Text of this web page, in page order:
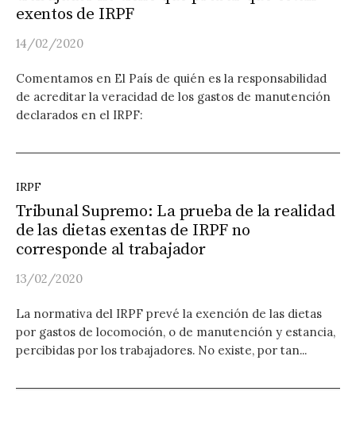
exentos de IRPF
14/02/2020
Comentamos en El País de quién es la responsabilidad
de acreditar la veracidad de los gastos de manutención
declarados en el IRPF:
IRPF
Tribunal Supremo: La prueba de la realidad
de las dietas exentas de IRPF no
corresponde al trabajador
13/02/2020
La normativa del IRPF prevé la exención de las dietas
por gastos de locomoción, o de manutención y estancia,
percibidas por los trabajadores. No existe, por tan...